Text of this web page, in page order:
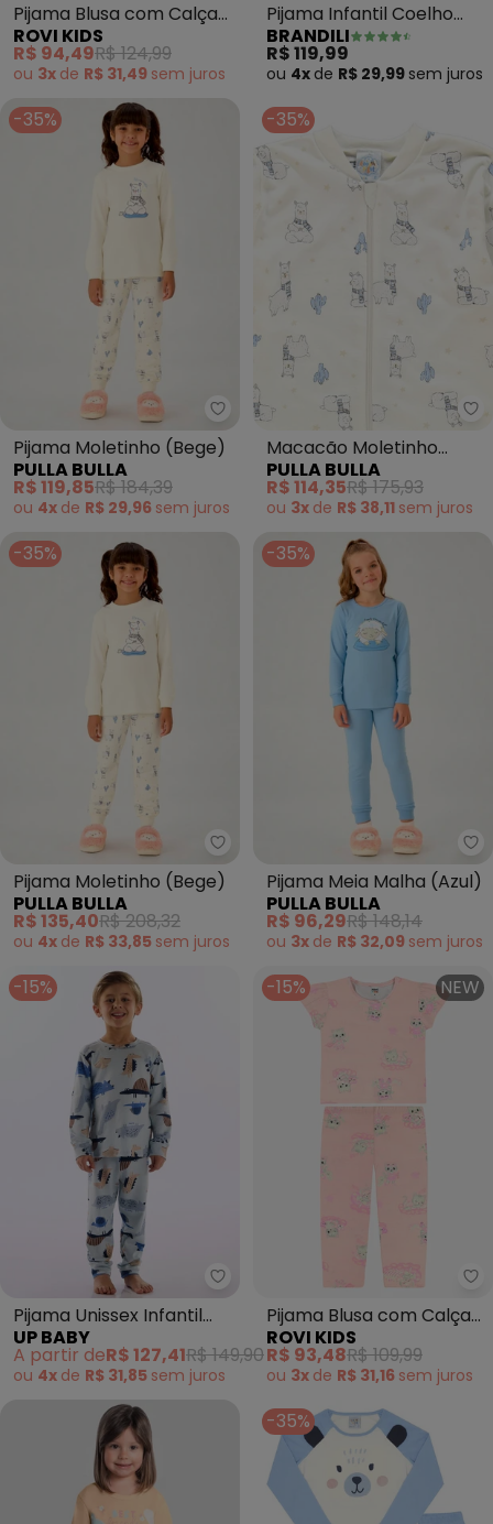
Pijama Blusa com Calça
Infantil (Rosa)
ROVI KIDS
R$ 94,49R$ 124,99
ou 3x de R$ 31,49 sem juros
Pijama Infantil Coelho
Brilha no Escuro (Rosa)
BRANDILI
R$ 119,99
ou 4x de R$ 29,99 sem juros
-35%
Pulla Bulla - Pijama Moletinho
Pijama Moletinho (Bege)
PULLA BULLA
R$ 119,85R$ 184,39
ou 4x de R$ 29,96 sem juros
-35%
Macacão Moletinho
(Bege)
PULLA BULLA
R$ 114,35R$ 175,93
ou 3x de R$ 38,11 sem juros
-35%
Pulla Bulla - Pijama Moletinho
Pijama Moletinho (Bege)
PULLA BULLA
R$ 135,40R$ 208,32
ou 4x de R$ 33,85 sem juros
-35%
Pijama Meia Malha (Azul)
PULLA BULLA
R$ 96,29R$ 148,14
ou 3x de R$ 32,09 sem juros
-15%
Up Baby - Pijama Unissex
Pijama Unissex Infantil
Estampado Azul
UP BABY
A partir deR$ 127,41R$ 149,90
ou 4x de R$ 31,85 sem juros
-15% NEW
Pijama Blusa com Calça
Infantil (Rosa)
ROVI KIDS
R$ 93,48R$ 109,99
ou 3x de R$ 31,16 sem juros
-35%